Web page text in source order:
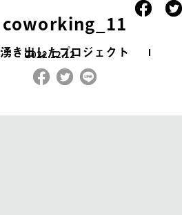
湧き出したプロジェクト
coworking_11
2022.12.12